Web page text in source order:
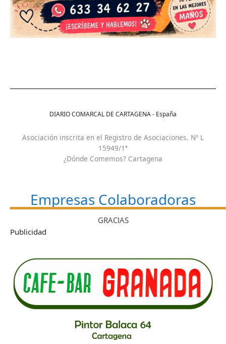
DIARIO COMARCAL DE CARTAGENA - España
Asociación inscrita en el Registro de Asociaciones. Nº L
15949/1ª
¿Dónde Comemos? Cartagena
Empresas Colaboradoras
GRACIAS
Publicidad